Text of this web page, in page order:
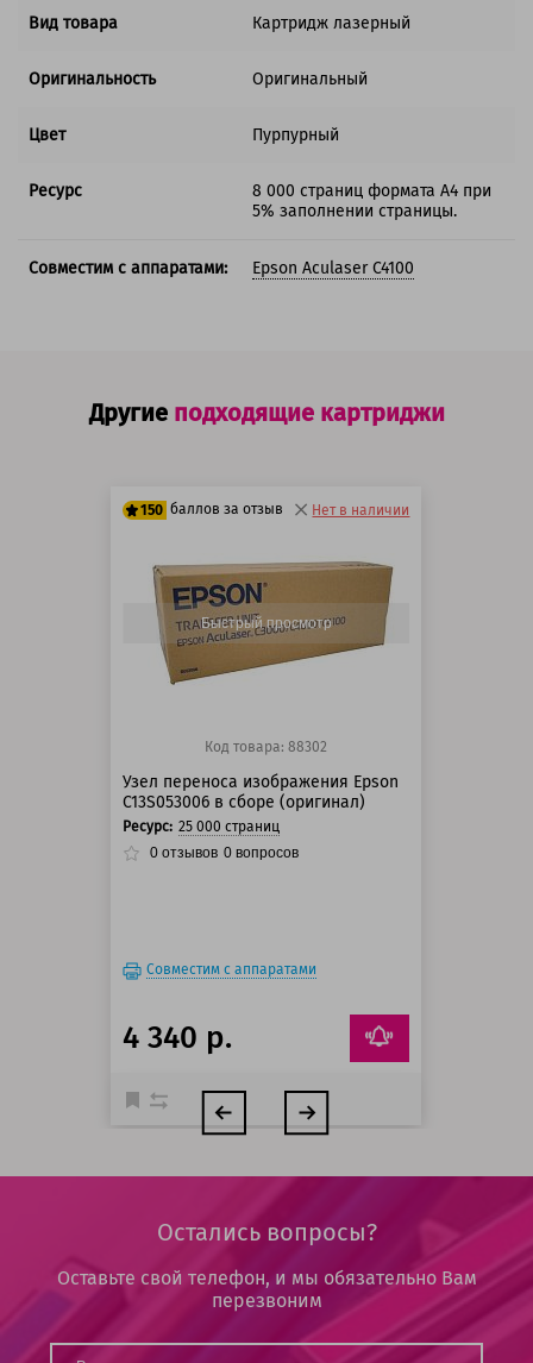
Вид товара Картридж лазерный
Оригинальность Оригинальный
Цвет Пурпурный
Ресурс
8 000 страниц формата А4 при
5% заполнении страницы.
Совместим с аппаратами: Epson Aculaser C4100
Другие подходящие картриджи
150 баллов за отзыв
125 баллов
150 баллов
Нет в наличии
Быстрый просмотр
Код товара: 88302
Узел переноса изображения Epson
C13S053006 в сборе (оригинал)
Ресурс: 25 000 страниц
0 отзывов 0 вопросов
Совместим с аппаратами
4 340 р.
Остались вопросы?
Оставьте свой телефон, и мы обязательно Вам
перезвоним